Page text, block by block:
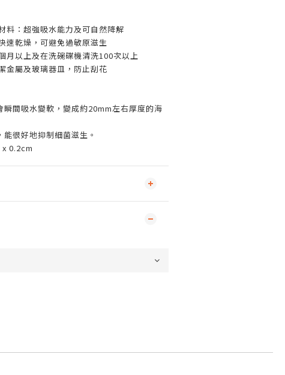
料：超強吸水能力及可自然降解
速乾燥，可避免過敏原滋生
月以上及在洗碗碟機清洗100次以上
金屬及玻璃器皿，防止刮花
瞬間吸水變軟，變成約20mm左右厚度的海
很好地抑制細菌滋生。
0.2cm